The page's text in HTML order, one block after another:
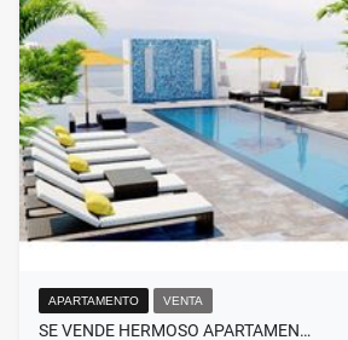
APARTAMENTO VENTA
SE VENDE HERMOSO APARTAMEN…